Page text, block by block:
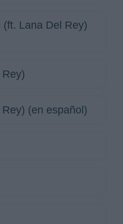
(ft. Lana Del Rey)
(en español)